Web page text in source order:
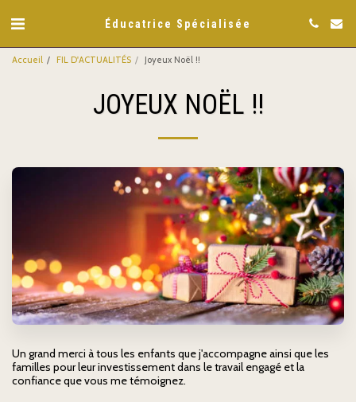
Éducatrice Spécialisée
Accueil FIL D'ACTUALITÉS Joyeux Noël !!
JOYEUX NOËL !!
Un grand merci à tous les enfants que j'accompagne ainsi que les
familles pour leur investissement dans le travail engagé et la
confiance que vous me témoignez.